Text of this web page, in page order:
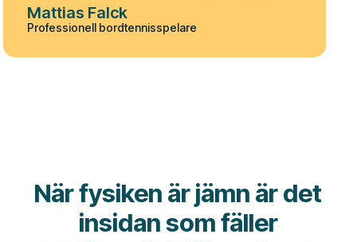
Mattias Falck
Professionell bordtennisspelare
När fysiken är jämn är det
insidan som fäller